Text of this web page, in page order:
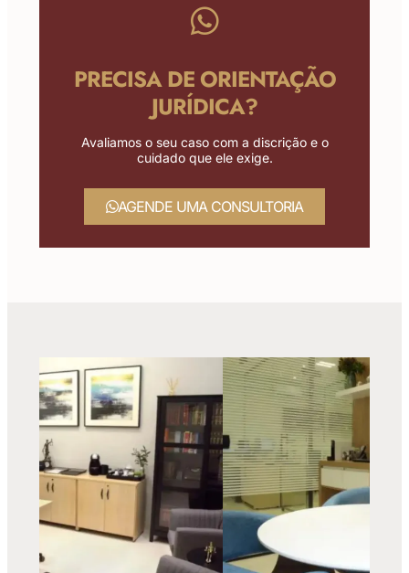
PRECISA DE ORIENTAÇÃO
JURÍDICA?
Avaliamos o seu caso com a discrição e o
cuidado que ele exige.
AGENDE UMA CONSULTORIA